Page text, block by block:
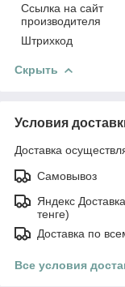
Ссылка на сайт
производителя
Штрихкод
Скрыть
Условия
Доставка
Самовывоз
Яндекс
тенге)
Доставка по
Все условия